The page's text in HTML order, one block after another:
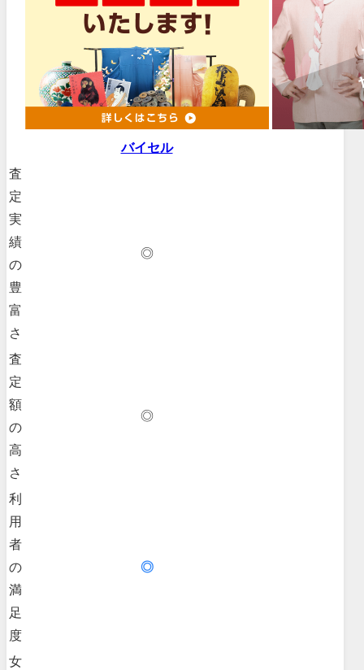
バイセル
査
定
実
績
の
豊
富
さ
◎
査
定
額
の
高
さ
◎
利
用
者
の
満
足
度
◎
女